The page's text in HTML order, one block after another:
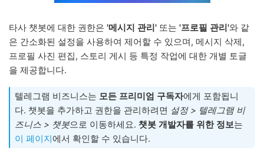
타사 챗봇에 대한 권한은 '메시지 관리' 또는 '프로필 관리'와 같
은 간소화된 설정을 사용하여 제어할 수 있으며, 메시지 삭제,
프로필 사진 편집, 스토리 게시 등 특정 작업에 대한 개별 토글
을 제공합니다.
텔레그램 비즈니스는 모든 프리미엄 구독자에게 포함됩니
다. 챗봇을 추가하고 권한을 관리하려면 설정 > 텔레그램 비
즈니스 > 챗봇으로 이동하세요. 챗봇 개발자를 위한 정보는
이 페이지에서 확인할 수 있습니다.